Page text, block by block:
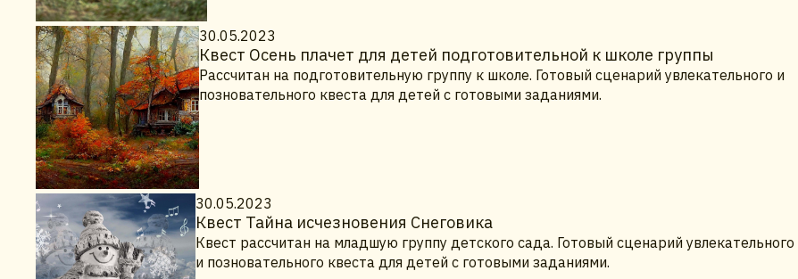
30.05.2023
Квест Осень плачет для детей подготовительной к школе группы
Рассчитан на подготовительную группу к школе. Готовый сценарий увлекательного и
позновательного квеста для детей с готовыми заданиями.
30.05.2023
Квест Тайна исчезновения Снеговика
Квест рассчитан на младшую группу детского сада. Готовый сценарий увлекательного
и позновательного квеста для детей с готовыми заданиями.